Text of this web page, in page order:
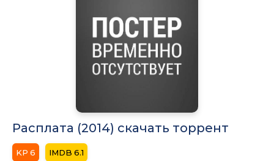
Расплата (2014) скачать торрент
6 6.1